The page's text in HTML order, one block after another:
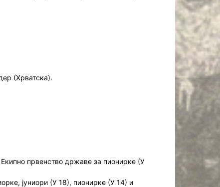
(Хрватска).
првенство државе за пионирке (У
јуниори (У 18), пионирке (У 14) и